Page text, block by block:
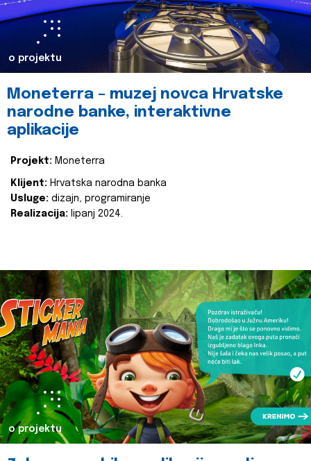
o projektu
Moneterra – muzej novca Hrvatske
narodne banke, interaktivne
aplikacije
Projekt: Moneterra
Klijent: Hrvatska narodna banka
Usluge: dizajn, programiranje
Realizacija: lipanj 2024.
o projektu